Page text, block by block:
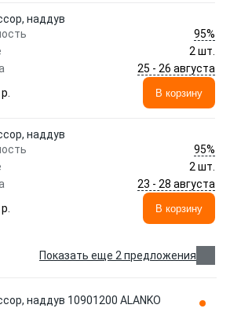
наддув
95%
2 шт.
25 - 26 августа
В корзину
наддув
95%
2 шт.
23 - 28 августа
В корзину
Показать еще 2 предложения
наддув 10901200 ALANKO